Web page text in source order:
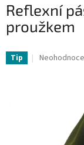
Reflexní
proužkem
Tip
Průměrné
hvězdiček.